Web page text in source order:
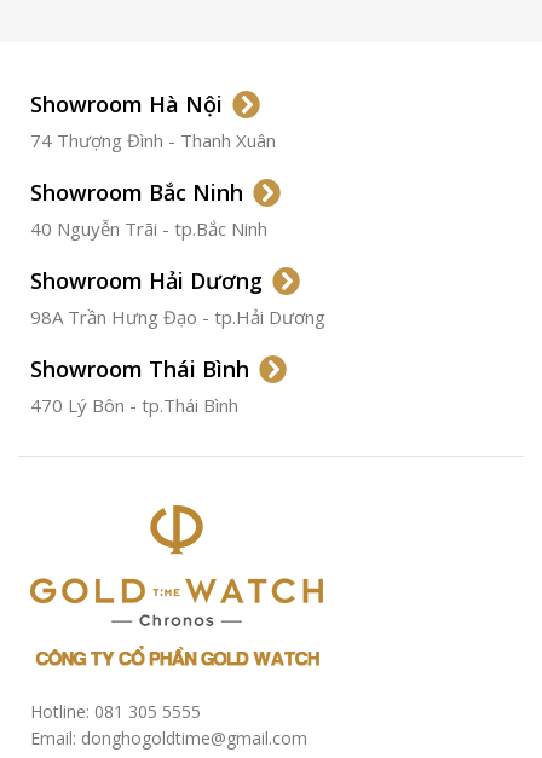
CHỐNG NƯỚC
Showroom Hà Nội
74 Thượng Đình - Thanh Xuân
Showroom Bắc Ninh
40 Nguyễn Trãi - tp.Bắc Ninh
Showroom Hải Dương
98A Trần Hưng Đạo - tp.Hải Dương
Showroom Thái Bình
470 Lý Bôn - tp.Thái Bình
Hotline: 081 305 5555
Email: donghogoldtime@gmail.com